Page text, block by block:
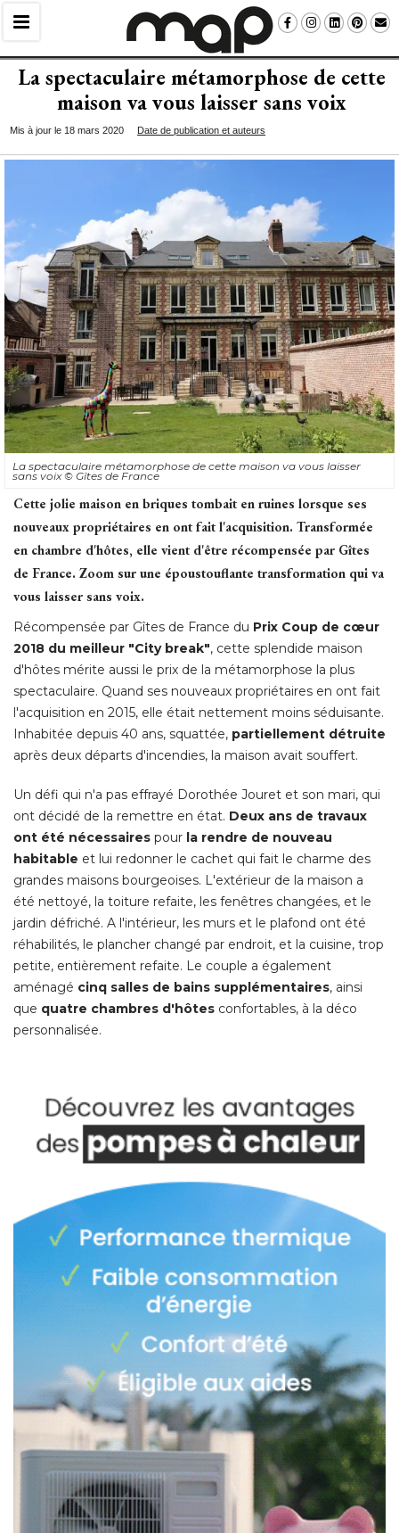
La spectaculaire métamorphose de cette
maison va vous laisser sans voix
Mis à jour le 18 mars 2020 Date de publication et auteurs
La spectaculaire métamorphose de cette maison va vous laisser
sans voix© Gîtes de France
Cette jolie maison en briques tombait en ruines lorsque ses
nouveaux propriétaires en ont fait l'acquisition. Transformée
en chambre d'hôtes, elle vient d'être récompensée par Gîtes
de France. Zoom sur une époustouflante transformation qui va
vous laisser sans voix.
Récompensée par Gîtes de France du Prix Coup de cœur
2018 du meilleur "City break", cette splendide maison
d'hôtes mérite aussi le prix de la métamorphose la plus
spectaculaire. Quand ses nouveaux propriétaires en ont fait
l'acquisition en 2015, elle était nettement moins séduisante.
Inhabitée depuis 40 ans, squattée, partiellement détruite
après deux départs d'incendies, la maison avait souffert.
Un défi qui n'a pas effrayé Dorothée Jouret et son mari, qui
ont décidé de la remettre en état. Deux ans de travaux
ont été nécessaires pour la rendre de nouveau
habitable et lui redonner le cachet qui fait le charme des
grandes maisons bourgeoises. L'extérieur de la maison a
été nettoyé, la toiture refaite, les fenêtres changées, et le
jardin défriché. A l'intérieur, les murs et le plafond ont été
réhabilités, le plancher changé par endroit, et la cuisine, trop
petite, entièrement refaite. Le couple a également
aménagé cinq salles de bains supplémentaires, ainsi
que quatre chambres d'hôtes confortables, à la déco
personnalisée.